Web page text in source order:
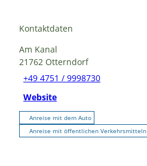
Kontaktdaten
Am Kanal
21762 Otterndorf
+49 4751 / 9998730
Website
Anreise mit dem Auto
Anreise mit öffentlichen Verkehrsmitteln